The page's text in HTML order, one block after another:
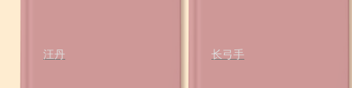
汪丹 长弓手